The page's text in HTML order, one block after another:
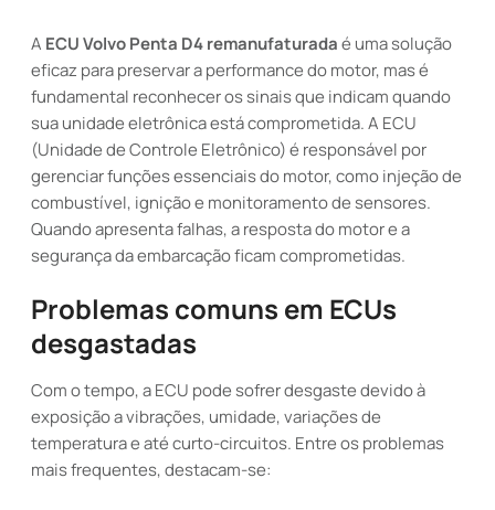
A ECU Volvo Penta D4 remanufaturadaé uma solução
eficaz para preservar a performance do motor, mas é
fundamental reconhecer os sinais que indicam quando
sua unidade eletrônica está comprometida. A ECU
(Unidade de Controle Eletrônico) é responsável por
gerenciar funções essenciais do motor, como injeção de
combustível, ignição e monitoramento de sensores.
Quando apresenta falhas, a resposta do motor e a
segurança da embarcação ficam comprometidas.
Problemas comuns em ECUs
desgastadas
Com o tempo, a ECU pode sofrer desgaste devido à
exposição a vibrações, umidade, variações de
temperatura e até curto-circuitos. Entre os problemas
mais frequentes, destacam-se: